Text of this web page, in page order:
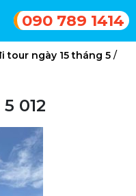
090 789 1414
tour ngày 15 tháng 5 /
012